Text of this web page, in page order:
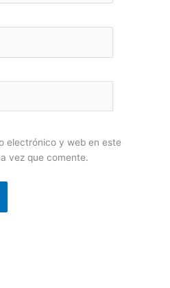
electrónico y web en este
vez que comente.